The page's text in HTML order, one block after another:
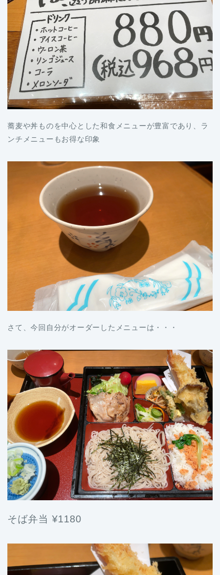
蕎麦や丼ものを中心とした和食メニューが豊富であり、ラ
ンチメニューもお得な印象
さて、今回自分がオーダーしたメニューは・・・
そば弁当 ¥1180